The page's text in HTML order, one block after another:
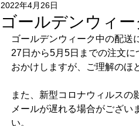
ゴールデンウィ
2022年4月26日
ゴールデンウィーク中の配送
27日から5月5日までの注文
おかけしますが、ご理解のほ
また、新型コロナウィルスの
メールが遅れる場合がござ
い。